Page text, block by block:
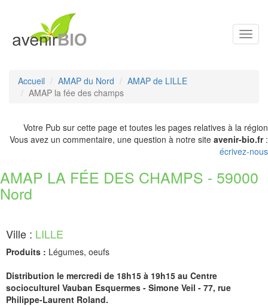
Accueil AMAP du Nord
AMAP de LILLE
AMAP la fée des champs
Votre Pub sur cette page et toutes les pages relatives à la région
Vous avez un commentaire, une question à notre site avenir-bio.fr:
écrivez-nous
AMAP LA FÉE DES CHAMPS - 59000
Nord
Ville : LILLE
Produits : Légumes, oeufs
Distribution le mercredi de 18h15 à 19h15 au Centre
socioculturel Vauban Esquermes - Simone Veil - 77, rue
Philippe-Laurent Roland.